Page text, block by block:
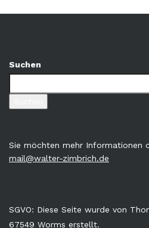
Suchen
Sie möchten mehr Informationen
mail@walter-zimbrich.de
SGVO: Diese Seite wurde von
67549 Worms erstellt.